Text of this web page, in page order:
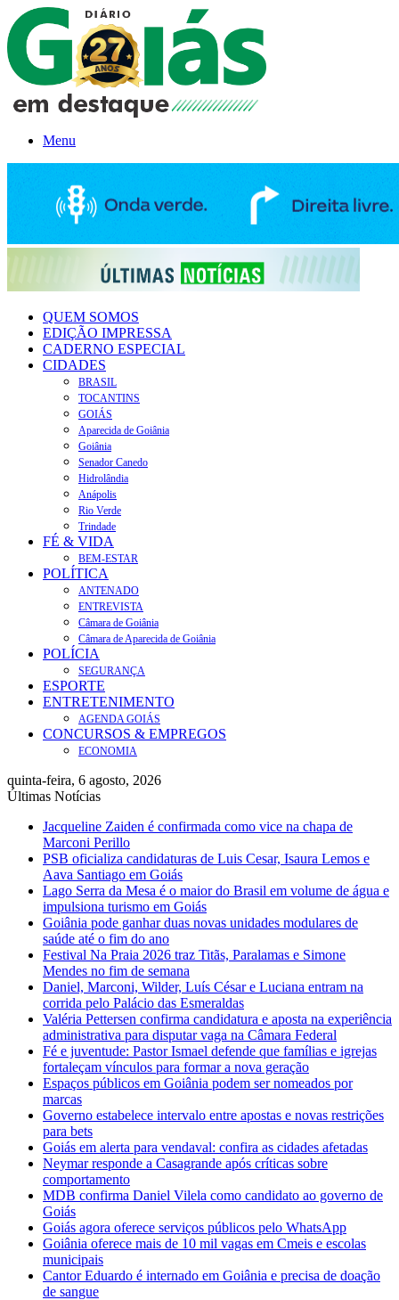
Menu
QUEM SOMOS
EDIÇÃO IMPRESSA
CADERNO ESPECIAL
CIDADES
BRASIL
TOCANTINS
GOIÁS
Aparecida de Goiânia
Goiânia
Senador Canedo
Hidrolândia
Anápolis
Rio Verde
Trindade
FÉ & VIDA
BEM-ESTAR
POLÍTICA
ANTENADO
ENTREVISTA
Câmara de Goiânia
Câmara de Aparecida de Goiânia
POLÍCIA
SEGURANÇA
ESPORTE
ENTRETENIMENTO
AGENDA GOIÁS
CONCURSOS & EMPREGOS
ECONOMIA
quinta-feira, 6 agosto, 2026
Últimas Notícias
Jacqueline Zaiden é confirmada como vice na chapa de
Marconi Perillo
PSB oficializa candidaturas de Luis Cesar, Isaura Lemos e
Aava Santiago em Goiás
Lago Serra da Mesa é o maior do Brasil em volume de água e
impulsiona turismo em Goiás
Goiânia pode ganhar duas novas unidades modulares de
saúde até o fim do ano
Festival Na Praia 2026 traz Titãs, Paralamas e Simone
Mendes no fim de semana
Daniel, Marconi, Wilder, Luís César e Luciana entram na
corrida pelo Palácio das Esmeraldas
Valéria Pettersen confirma candidatura e aposta na experiência
administrativa para disputar vaga na Câmara Federal
Fé e juventude: Pastor Ismael defende que famílias e igrejas
fortaleçam vínculos para formar a nova geração
Espaços públicos em Goiânia podem ser nomeados por
marcas
Governo estabelece intervalo entre apostas e novas restrições
para bets
Goiás em alerta para vendaval: confira as cidades afetadas
Neymar responde a Casagrande após críticas sobre
comportamento
MDB confirma Daniel Vilela como candidato ao governo de
Goiás
Goiás agora oferece serviços públicos pelo WhatsApp
Goiânia oferece mais de 10 mil vagas em Cmeis e escolas
municipais
Cantor Eduardo é internado em Goiânia e precisa de doação
de sangue